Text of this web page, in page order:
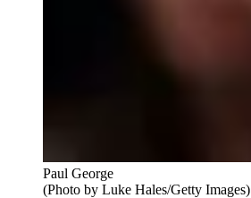
Paul George
(Photo by Luke Hales/Getty Images)